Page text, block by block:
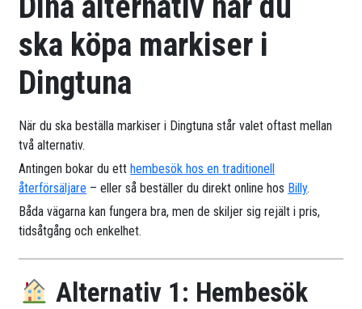
ska köpa markiser i
Dingtuna
När du ska beställa markiser i Dingtuna står valet oftast mellan
två alternativ.
Antingen bokar du etthembesök hos en traditionell
återförsäljare – eller så beställer du direkt online hos Billy.
Båda vägarna kan fungera bra, men de skiljer sig rejält i pris,
tidsåtgång och enkelhet.
Alternativ 1: Hembesök